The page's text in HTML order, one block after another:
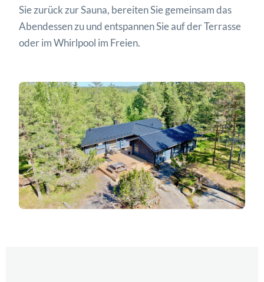
Sie zurück zur Sauna, bereiten Sie gemeinsam das
Abendessen zu und entspannen Sie auf der Terrasse
oder im Whirlpool im Freien.